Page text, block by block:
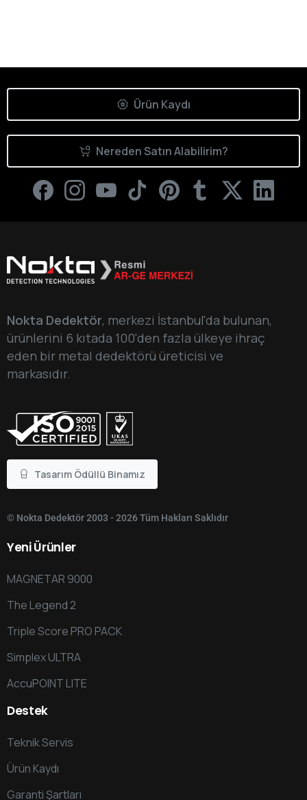
Ürün Kaydı
Nereden Satın Alabilirim?
Nokta Dedektör, merkezi İstanbul'da bulunan,
ürünlerini 6 kıtada 100'den fazla ülkeye ihraç
eden bir metal dedektörü üreticisi ve
markasıdır.
Tasarım Ödüllü Binamız
© Nokta Dedektör 2003 - 2026 Tüm Hakları Saklıdır
YeniÜrünler
MAGNETAR 9000
The Legend 2
Triple Score PRO PACK
Simplex ULTRA
AccuPOINT LITE
Destek
Teknik Servis
Ürün Kaydı
Garanti Şartları